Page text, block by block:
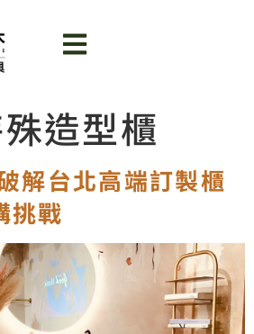
造型櫃
解台北高端訂製櫃
挑戰